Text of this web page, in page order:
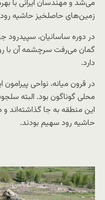
می‌شد و مهندسان ایرانی با
زمین‌های حاصلخیز حاشیه رود
در دوره ساسانیان، سپیدرود
گمان می‌رفت سرچشمه‌ آن با
دارد.
در قرون میانه، نواحی
محلی گوناگون بود. البته
این منطقه به جا گذاشته‌اند
حاشیه رود سهیم بودند.